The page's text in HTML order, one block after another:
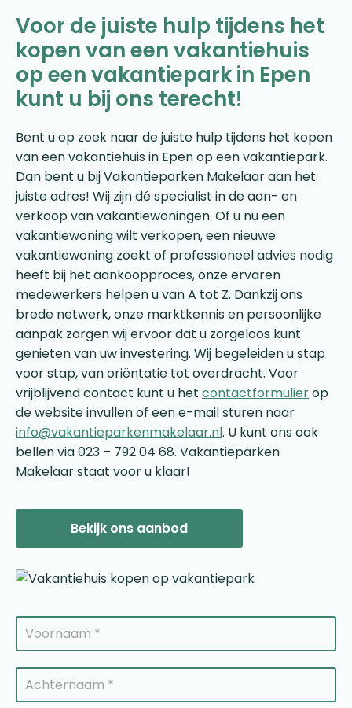
Voor de juiste hulp tijdens het
kopen van een vakantiehuis
op een vakantiepark in Epen
kunt u bij ons terecht!
Bent u op zoek naar de juiste hulp tijdens het kopen
van een vakantiehuis in Epen op een vakantiepark.
Dan bent u bij Vakantieparken Makelaar aan het
juiste adres! Wij zijn dé specialist in de aan- en
verkoop van vakantiewoningen. Of u nu een
vakantiewoning wilt verkopen, een nieuwe
vakantiewoning zoekt of professioneel advies nodig
heeft bij het aankoopproces, onze ervaren
medewerkers helpen u van A tot Z. Dankzij ons
brede netwerk, onze marktkennis en persoonlijke
aanpak zorgen wij ervoor dat u zorgeloos kunt
genieten van uw investering. Wij begeleiden u stap
voor stap, van oriëntatie tot overdracht. Voor
vrijblijvend contact kunt u het contactformulierop
de website invullen of een e-mail sturen naar
info@vakantieparkenmakelaar.nl. U kunt ons ook
bellen via 023 – 792 04 68. Vakantieparken
Makelaar staat voor u klaar!
Bekijk ons aanbod